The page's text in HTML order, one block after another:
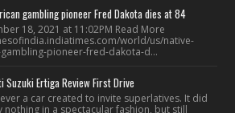
gambling pioneer Fred Dakota dies at 84
18, 2021 at 11:02PM Read More
world/us/native-
pioneer-fred-dakota-d...
Suzuki Ertiga Review First Drive
a car created to invite superlatives. It did
nothing in a spectacular fashion, but still